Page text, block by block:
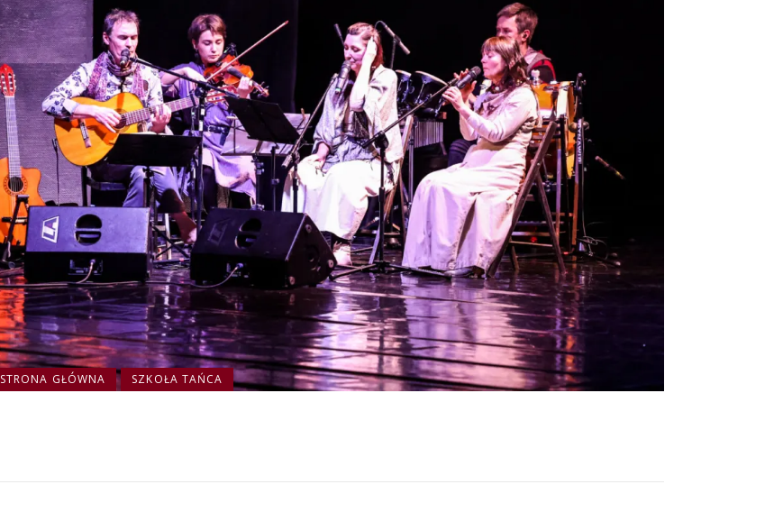
STRONA GŁÓWNA SZKOŁA TAŃCA